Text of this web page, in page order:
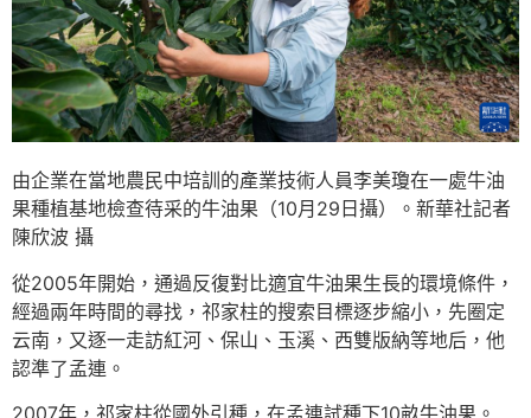
由企業在當地農民中培訓的產業技術人員李美瓊在一處牛油
果種植基地檢查待采的牛油果（10月29日攝）。新華社記者
陳欣波 攝
從2005年開始，通過反復對比適宜牛油果生長的環境條件，
經過兩年時間的尋找，祁家柱的搜索目標逐步縮小，先圈定
云南，又逐一走訪紅河、保山、玉溪、西雙版納等地后，他
認準了孟連。